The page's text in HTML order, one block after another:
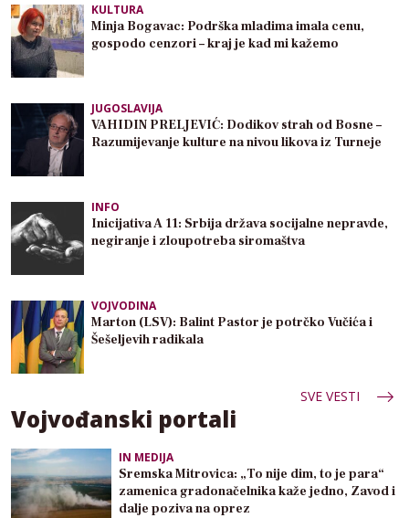
KULTURA
Minja Bogavac: Podrška mladima imala cenu,
gospodo cenzori – kraj je kad mi kažemo
JUGOSLAVIJA
VAHIDIN PRELJEVIĆ: Dodikov strah od Bosne –
Razumijevanje kulture na nivou likova iz Turneje
INFO
Inicijativa A 11: Srbija država socijalne nepravde,
negiranje i zloupotreba siromaštva
VOJVODINA
Marton (LSV): Balint Pastor je potrčko Vučića i
Šešeljevih radikala
SVE VESTI
Vojvođanski portali
IN MEDIJA
Sremska Mitrovica: „To nije dim, to je para“
zamenica gradonačelnika kaže jedno, Zavod i
dalje poziva na oprez